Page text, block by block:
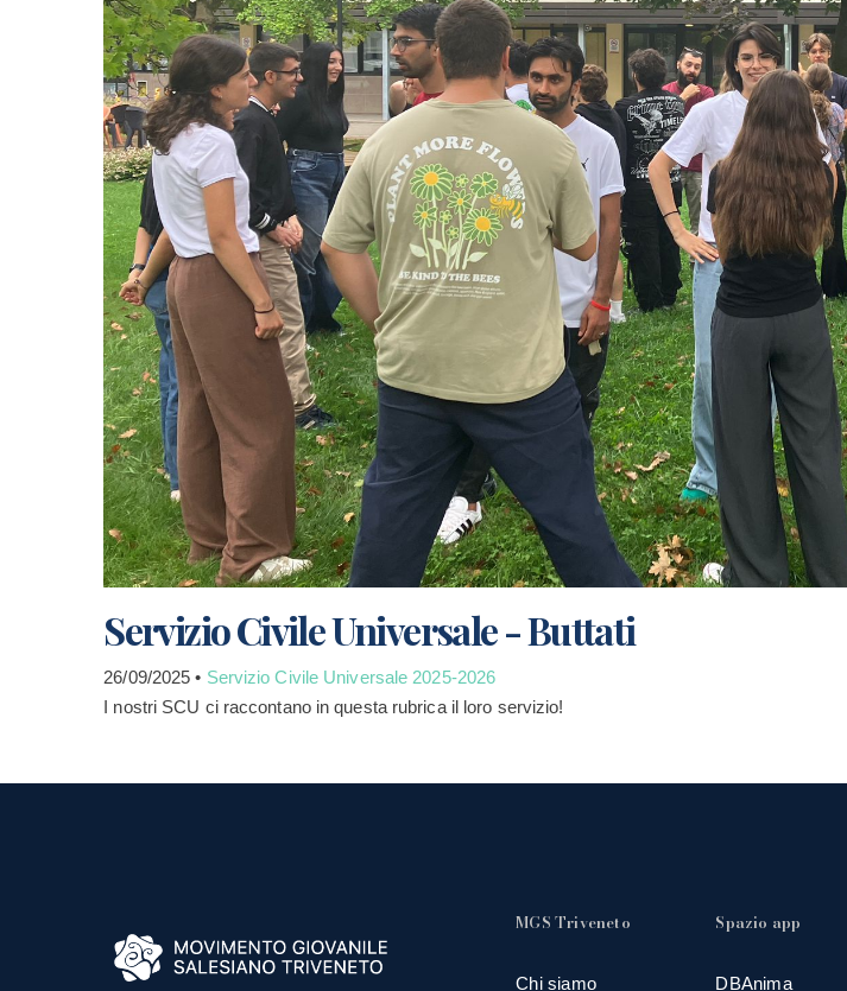
Servizio Civile Universale - Buttati
26/09/2025 • Servizio Civile Universale 2025-2026
I nostri SCU ci raccontano in questa rubrica il loro servizio!
MGS Triveneto
Chi siamo
Spazio app
DBAnima